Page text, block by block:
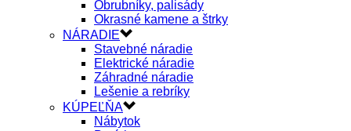
Obrubníky, palisády
Okrasné kamene a štrky
NÁRADIE
Stavebné náradie
Elektrické náradie
Záhradné náradie
Lešenie a rebríky
KÚPEĽŇA
Nábytok